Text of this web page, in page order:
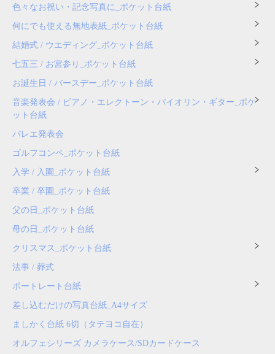
色々なお祝い・記念写真に_ポケット台紙
何にでも使える無地表紙_ポケット台紙
結婚式 / ウエディング_ポケット台紙
七五三 / お宮参り_ポケット台紙
お誕生日 / バースデー_ポケット台紙
音楽発表会 / ピアノ・エレクトーン・バイオリン・ギター_ポケ
ット台紙
バレエ発表会
ゴルフコンペ_ポケット台紙
入学 / 入園_ポケット台紙
卒業 / 卒園_ポケット台紙
父の日_ポケット台紙
母の日_ポケット台紙
クリスマス_ポケット台紙
法事 / 葬式
ポートレート台紙
差し込むだけの写真台紙_A4サイズ
ましかく台紙 6切（タテヨコ自在）
オルフェシリーズ カメラケース/SDカードケース